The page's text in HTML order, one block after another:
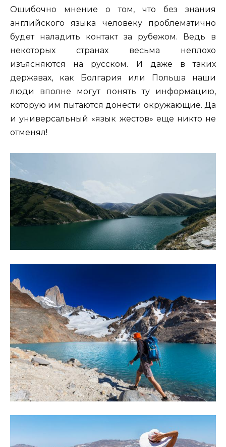
Ошибочно мнение о том, что без знания
английского языка человеку проблематично
будет наладить контакт за рубежом. Ведь в
некоторых странах весьма неплохо
изъясняются на русском. И даже в таких
державах, как Болгария или Польша наши
люди вполне могут понять ту информацию,
которую им пытаются донести окружающие. Да
и универсальный «язык жестов» еще никто не
отменял!